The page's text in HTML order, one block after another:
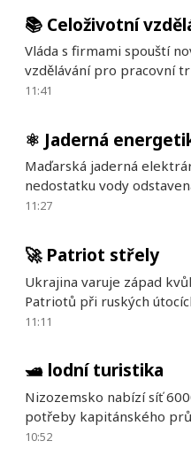
📚 Celoživotní
Vláda s firmami spouští
vzdělávání pro pracovní
11:41
⚛️ Jaderná
Maďarská jaderná
nedostatku vody
11:27
🚀 Patriot střely
Ukrajina varuje západ
Patriotů při ruských
11:11
🛥️ lodní turistika
Nizozemsko nabízí síť
potřeby kapitánského
10:52